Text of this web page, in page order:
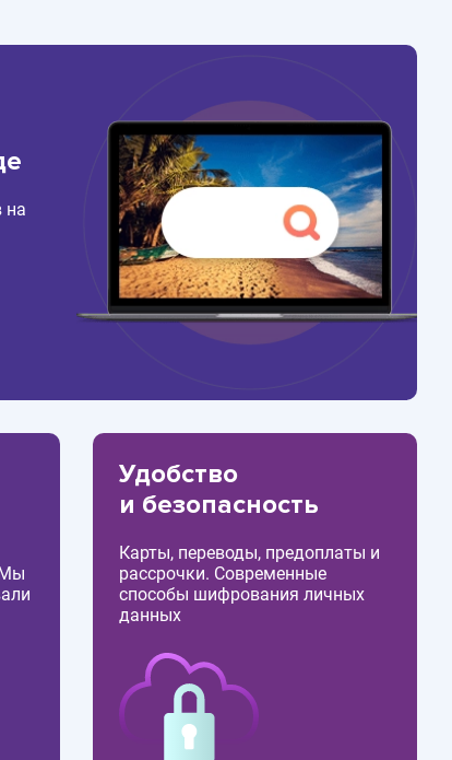
на
Удобство
и безопасность
Карты, переводы, предоплаты и
рассрочки. Современные
способы шифрования личных
данных